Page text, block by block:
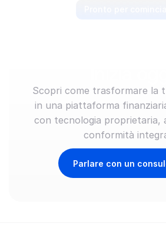
Scopri come trasformare la
in una piattaforma
con tecnologia proprietaria,
conformità
Parlare con un